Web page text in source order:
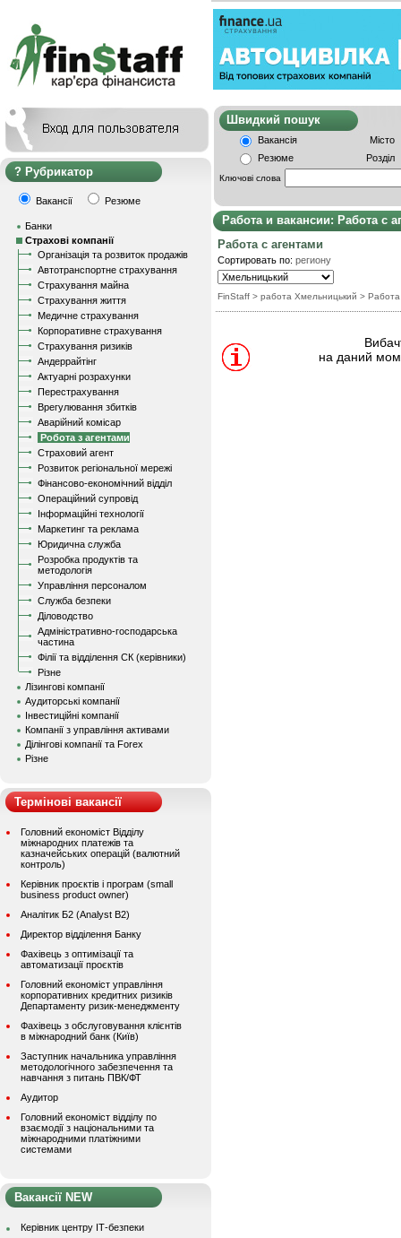
Рубрикатор
Вакансії Резюме
Банки
Страхові компанії
Організація та розвиток продажів
Автотранспортне страхування
Страхування майна
Страхування життя
Медичне страхування
Корпоративне страхування
Страхування ризиків
Андеррайтінг
Актуарні розрахунки
Перестрахування
Врегулювання збитків
Аварійний комісар
Робота з агентами
Страховий агент
Розвиток регіональної мережі
Фінансово-економічний відділ
Операційний супровід
Інформаційні технології
Маркетинг та реклама
Юридична служба
Розробка продуктів та
методологія
Управління персоналом
Служба безпеки
Діловодство
Адміністративно-господарська
частина
Філії та відділення СК (керівники)
Різне
Лізингові компанії
Аудиторські компанії
Інвестиційні компанії
Компанії з управління активами
Ділінгові компанії та Forex
Різне
Термінові вакансії
Головний економіст Відділу
міжнародних платежів та
казначейських операцій (валютний
контроль)
Керівник проєктів і програм (small
business product owner)
Аналітик Б2 (Analyst B2)
Директор відділення Банку
Фахівець з оптимізації та
автоматизації проєктів
Головний економіст управління
корпоративних кредитних ризиків
Департаменту ризик-менеджменту
Фахівець з обслуговування клієнтів
в міжнародний банк (Київ)
Заступник начальника управління
методологічного забезпечення та
навчання з питань ПВК/ФТ
Аудитор
Головний економіст відділу по
взаємодії з національними та
міжнародними платіжними
системами
Вакансії NEW
Керівник центру ІТ-безпеки
Швидкий
Вакансія
Місто
Резюме
Розділ
Ключові слова
Работа и вакансии: Работа с
Работа с агентами
Сортировать по: региону
FinStaff > работа Хмельницький > Работа
на даний